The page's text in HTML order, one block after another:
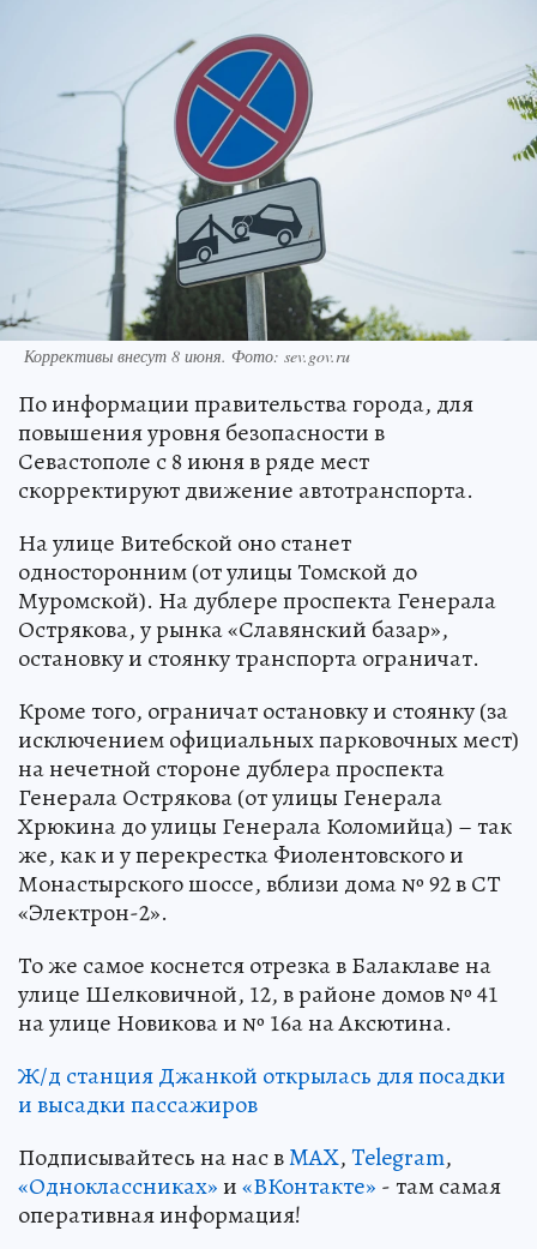
Коррективы внесут 8 июня. Фото: sev.gov.ru
По информации правительства города, для
повышения уровня безопасности в
Севастополе с 8 июня в ряде мест
скорректируют движение автотранспорта.
На улице Витебской оно станет
односторонним (от улицы Томской до
Муромской). На дублере проспекта Генерала
Острякова, у рынка «Славянский базар»,
остановку и стоянку транспорта ограничат.
Кроме того, ограничат остановку и стоянку (за
исключением официальных парковочных мест)
на нечетной стороне дублера проспекта
Генерала Острякова (от улицы Генерала
Хрюкина до улицы Генерала Коломийца) – так
же, как и у перекрестка Фиолентовского и
Монастырского шоссе, вблизи дома № 92 в СТ
«Электрон-2».
То же самое коснется отрезка в Балаклаве на
улице Шелковичной, 12, в районе домов № 41
на улице Новикова и № 16а на Аксютина.
Ж/д станция Джанкой открылась для посадки
и высадки пассажиров
Подписывайтесь на нас вMAX,Telegram,
«Одноклассниках»и«ВКонтакте» - там самая
оперативная информация!